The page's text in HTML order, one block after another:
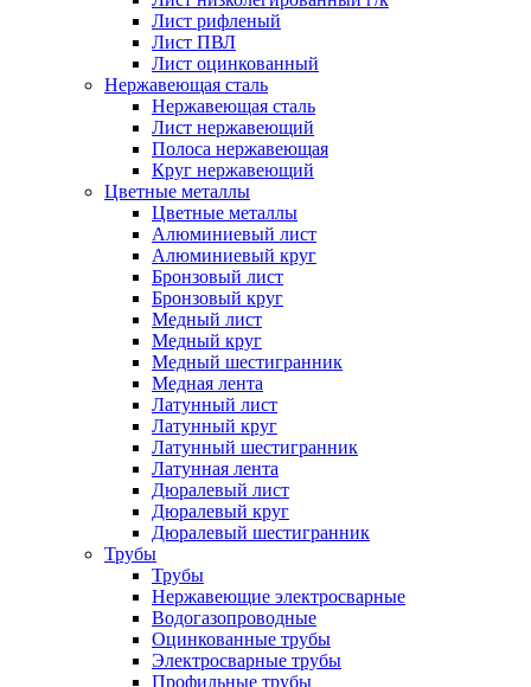
Лист рифленый
Лист ПВЛ
Лист оцинкованный
Нержавеющая сталь
Нержавеющая сталь
Лист нержавеющий
Полоса нержавеющая
Круг нержавеющий
Цветные металлы
Цветные металлы
Алюминиевый лист
Алюминиевый круг
Бронзовый лист
Бронзовый круг
Медный лист
Медный круг
Медный шестигранник
Медная лента
Латунный лист
Латунный круг
Латунный шестигранник
Латунная лента
Дюралевый лист
Дюралевый круг
Дюралевый шестигранник
Трубы
Трубы
Нержавеющие электросварные
Водогазопроводные
Оцинкованные трубы
Электросварные трубы
Профильные трубы